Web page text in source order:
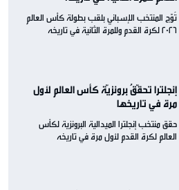
تُوّج المنتخب الإسباني بلقب بطولة كأس العالم
2026 لكرة القدم وللمرة الثانية في تاريخه
إنجلترا تحقّقُ برونزيّة كأس العالم لأول
مرة في تاريخها
حقق منتخب إنجلترا الميدالية البرونزية لكأس
العالم لكرة القدم لأول مرة في تاريخه